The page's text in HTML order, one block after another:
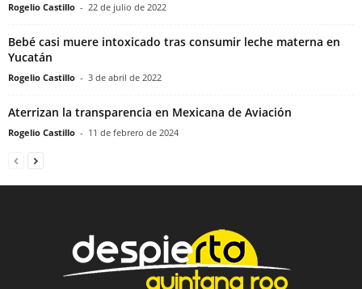
Rogelio Castillo - 22 de julio de 2022
Bebé casi muere intoxicado tras consumir leche materna en
Yucatán
Rogelio Castillo - 3 de abril de 2022
Aterrizan la transparencia en Mexicana de Aviación
Rogelio Castillo - 11 de febrero de 2024